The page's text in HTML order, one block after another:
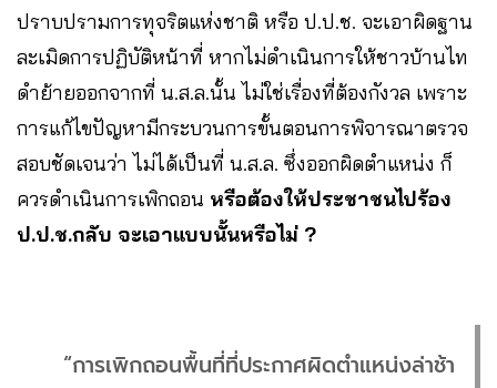
ปราบปรามการทุจริตแห่งชาติ หรือ ป.ป.ช. จะเอาผิดฐาน
ละเมิดการปฏิบัติหน้าที่ หากไม่ดำเนินการให้ชาวบ้านไท
ดำย้ายออกจากที่ น.ส.ล.นั้น ไม่ใช่เรื่องที่ต้องกังวล เพราะ
การแก้ไขปัญหามีกระบวนการขั้นตอนการพิจารณาตรวจ
สอบชัดเจนว่า ไม่ได้เป็นที่ น.ส.ล. ซึ่งออกผิดตำแหน่ง ก็
ควรดำเนินการเพิกถอน หรือต้องให้ประชาชนไปร้อง
ป.ป.ช.กลับ จะเอาแบบนั้นหรือไม่ ?
“การเพิกถอนพื้นที่ที่ประกาศผิดตำแหน่งล่าช้า